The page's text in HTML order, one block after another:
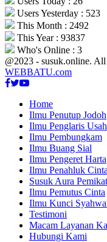
Users Yesterday : 523
This Month : 2492
This Year : 93837
Who's Online : 3
@2023 - susuk.online.
WEBBATU.com
Facebook
Twitter
Youtube
Home
Ilmu Penutup Jodoh
Ilmu Penglaris
Ilmu Pembungkam
Ilmu Buang Sial
Ilmu Pengeret Harta
Ilmu Penahluk Cinta
Susuk Aura Pemikat
Ilmu Pemutus Cinta
Ilmu Kunci
Testimoni
Macam Layanan
Hubungi Kami